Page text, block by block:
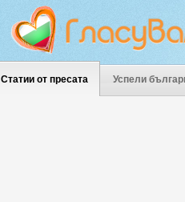
Статии от пресата Успели